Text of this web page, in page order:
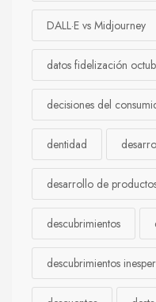
DALL·E vs Midjourney
datos fidelización
decisiones del
dentidad
desarrollo de
descubrimientos
descubrimientos